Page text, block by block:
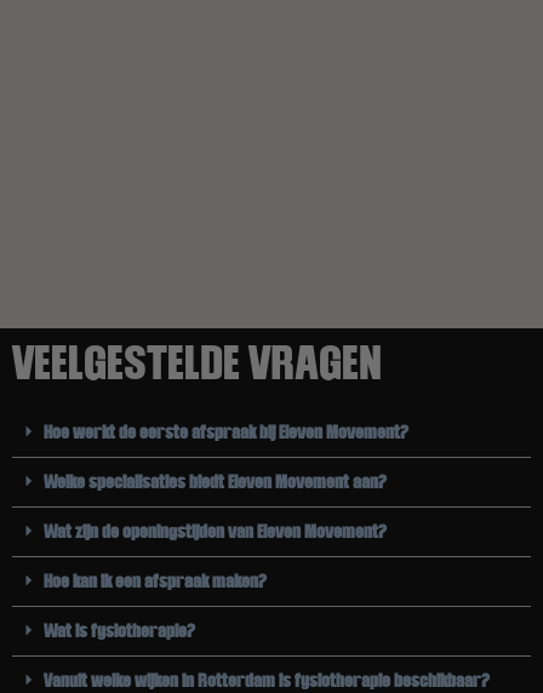
VEELGESTELDE VRAGEN
Hoe werkt de eerste afspraak bij Eleven Movement?
Welke specialisaties biedt Eleven Movement aan?
Wat zijn de openingstijden van Eleven Movement?
Hoe kan ik een afspraak maken?
Wat is fysiotherapie?
Vanuit welke wijken in Rotterdam is fysiotherapie beschikbaar?